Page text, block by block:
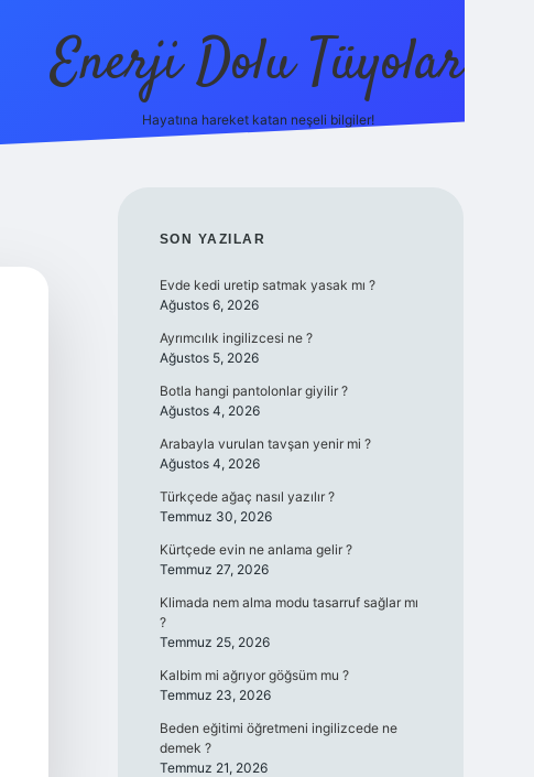
Enerji Dolu Tüyolar
Hayatına hareket katan neşeli bilgiler!
SIDEBAR
SON YAZILAR
Evde kedi uretip satmak yasak mı ?
Ağustos 6, 2026
Ayrımcılık ingilizcesi ne ?
Ağustos 5, 2026
Botla hangi pantolonlar giyilir ?
Ağustos 4, 2026
Arabayla vurulan tavşan yenir mi ?
Ağustos 4, 2026
Türkçede ağaç nasıl yazılır ?
Temmuz 30, 2026
Kürtçede evin ne anlama gelir ?
Temmuz 27, 2026
Klimada nem alma modu tasarruf sağlar mı
?
Temmuz 25, 2026
Kalbim mi ağrıyor göğsüm mu ?
Temmuz 23, 2026
Beden eğitimi öğretmeni ingilizcede ne
demek ?
Temmuz 21, 2026